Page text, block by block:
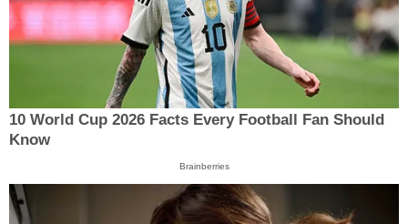
10 World Cup 2026 Facts Every Football Fan Should
Know
Brainberries